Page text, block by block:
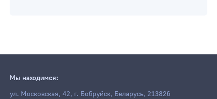
Мы находимся:
ул. Московская, 42, г. Бобруйск, Беларусь, 213826